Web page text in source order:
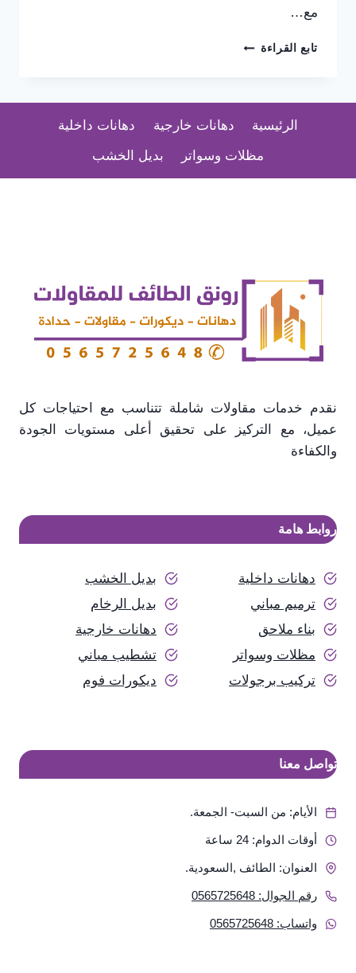
مع…
تابع القراءة تركيب
اسعار
السيارات
في
بالطائف
الرئيسية دهانات خارجية
دهانات داخلية
مظلات وسواتر
بديل الخشب
نقدم خدمات مقاولات شاملة تتناسب مع احتياجات كل
عميل، مع التركيز على تحقيق أعلى مستويات الجودة
والكفاءة
روابط هامة
دهانات داخلية
بديل الخشب
ترميم مباني
بديل الرخام
بناء ملاحق
دهانات خارجية
مظلات وسواتر
تشطيب مباني
تركيب برجولات
ديكورات فوم
تواصل معنا
الأيام: من السبت- الجمعة.
أوقات الدوام: 24 ساعة
العنوان: الطائف ,السعودية.
رقم الجوال: 0565725648
واتساب: 0565725648